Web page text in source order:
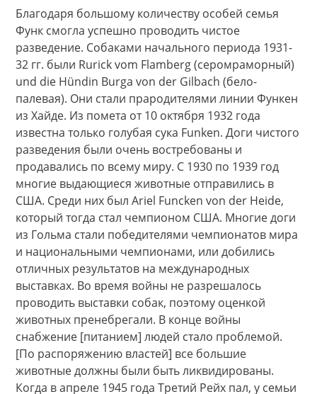
Благодаря большому количеству особей семья
Функ смогла успешно проводить чистое
разведение. Собаками начального периода 1931-
32 гг. были Rurick vom Flamberg (серомраморный)
und die Hündin Burga von der Gilbach (бело-
палевая). Они стали прародителями линии Функен
из Хайде. Из помета от 10 октября 1932 года
известна только голубая сука Funken. Доги чистого
разведения были очень востребованы и
продавались по всему миру. С 1930 по 1939 год
многие выдающиеся животные отправились в
США. Среди них был Ariel Funcken von der Heide,
который тогда стал чемпионом США. Многие доги
из Гольма стали победителями чемпионатов мира
и национальными чемпионами, или добились
отличных результатов на международных
выставках. Во время войны не разрешалось
проводить выставки собак, поэтому оценкой
животных пренебрегали. В конце войны
снабжение [питанием] людей стало проблемой.
[По распоряжению властей] все большие
животные должны были быть ликвидированы.
Когда в апреле 1945 года Третий Рейх пал, у семьи